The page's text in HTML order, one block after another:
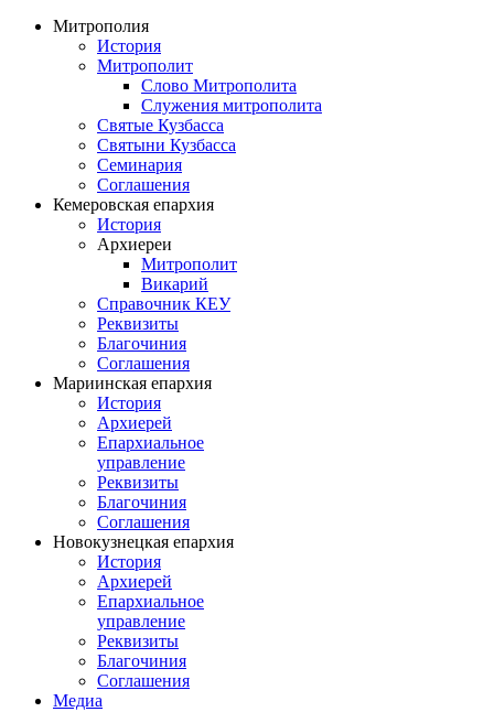
Митрополия
История
Митрополит
Слово Митрополита
Служения митрополита
Святые Кузбасса
Святыни Кузбасса
Семинария
Соглашения
Кемеровская епархия
История
Архиереи
Митрополит
Викарий
Справочник КЕУ
Реквизиты
Благочиния
Соглашения
Мариинская епархия
История
Архиерей
Епархиальное
управление
Реквизиты
Благочиния
Соглашения
Новокузнецкая епархия
История
Архиерей
Епархиальное
управление
Реквизиты
Благочиния
Соглашения
Медиа